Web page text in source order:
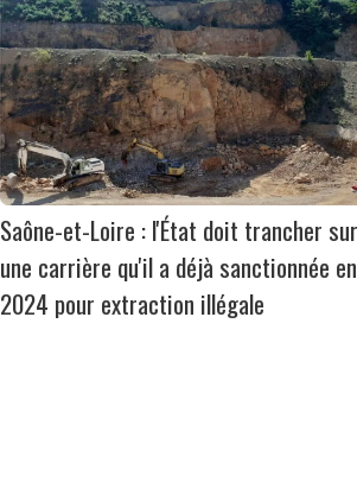
Saône-et-Loire : l'État doit trancher sur
une carrière qu'il a déjà sanctionnée en
2024 pour extraction illégale